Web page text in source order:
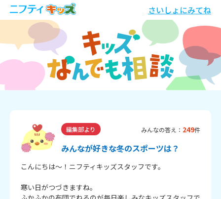
さいしょにみてね
編集部より みんなの答え： 249件
みんなが好きな冬のスポーツは？
こんにちは～！ニフティキッズスタッフです。
寒い日がつづきますね。